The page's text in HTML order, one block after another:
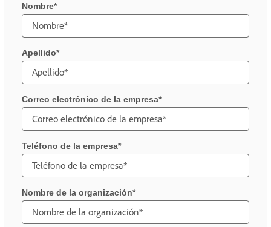
Nombre
Apellido
Correo electrónico de la empresa
Teléfono de la empresa
Nombre de la organización